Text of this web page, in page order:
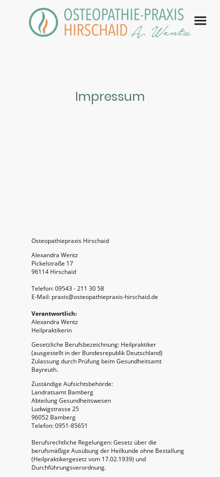
Impressum
Osteopathiepraxis Hirschaid
Alexandra Wentz
Pickelstraße 17
96114 Hirschaid
Telefon: 09543 - 211 30 58
E-Mail: praxis@osteopathiepraxis-hirschaid.de
Verantwortlich:
Alexandra Wentz
Heilpraktikerin
Gesetzliche Berufsbezeichnung: Heilpraktiker
(ausgestellt in der Bundesrepublik Deutschland)
Zulassung durch Prüfung beim Gesundheitsamt
Bayreuth.
Zuständige Aufsichtsbehörde:
Landratsamt Bamberg
Abteilung Gesundheitswesen
Ludwigstrasse 25
96052 Bamberg
Telefon: 0951-85651
Berufsrechtliche Regelungen: Gesetz über die
berufsmäßige Ausübung der Heilkunde ohne Bestallung
(Heilpraktikergesetz vom 17.02.1939) und
Durchführungsverordnung.